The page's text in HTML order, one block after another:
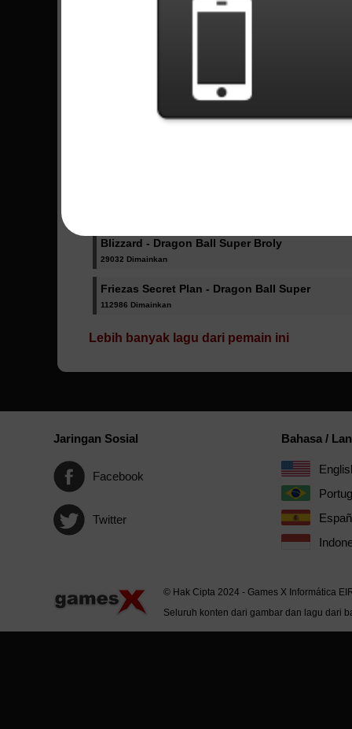
76296 Dimainkan
Blizzard - Dragon Ball Super Broly
29032 Dimainkan
Friezas Secret Plan - Dragon Ball Super
112986 Dimainkan
Lebih banyak lagu dari pemain ini
Jaringan Sosial
Facebook
Twitter
Bahasa /
© Hak Cipta 2024 - Games X Informática
Seluruh konten dari gambar dan lagu dari